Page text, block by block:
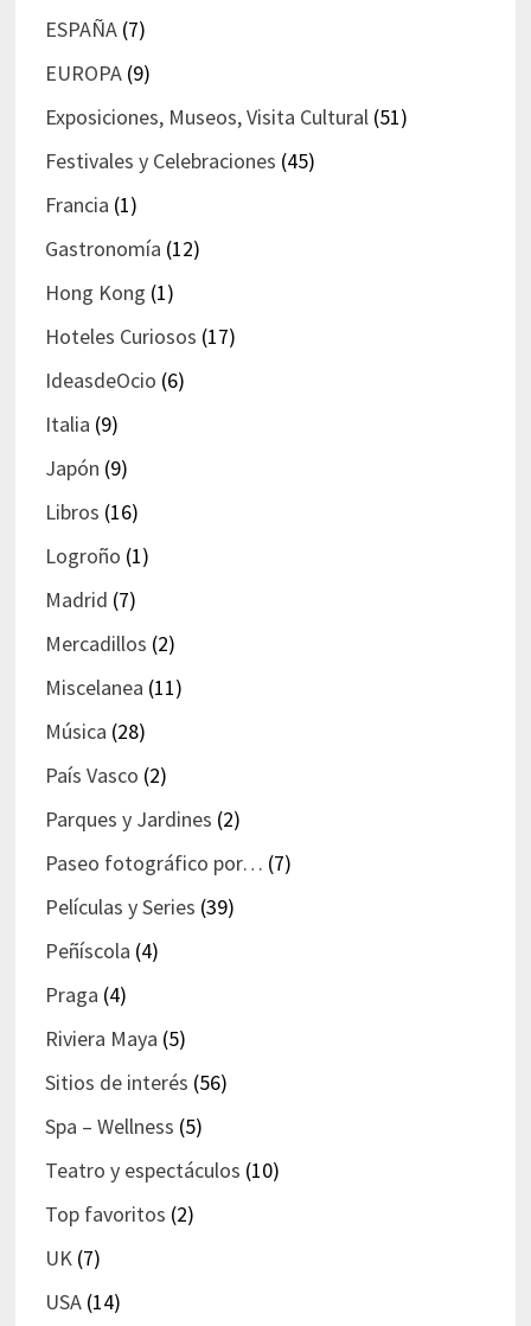
ESPAÑA(7)
EUROPA(9)
Exposiciones, Museos, Visita Cultural(51)
Festivales y Celebraciones (45)
Francia (1)
Gastronomía (12)
Hong Kong (1)
Hoteles Curiosos (17)
IdeasdeOcio (6)
Italia (9)
Japón (9)
Libros (16)
Logroño (1)
Madrid (7)
Mercadillos (2)
Miscelanea (11)
Música (28)
País Vasco (2)
Parques y Jardines (2)
Paseo fotográfico por… (7)
Películas y Series (39)
Peñíscola (4)
Praga (4)
Riviera Maya (5)
Sitios de interés (56)
Spa – Wellness (5)
Teatro y espectáculos (10)
Top favoritos (2)
UK(7)
USA(14)